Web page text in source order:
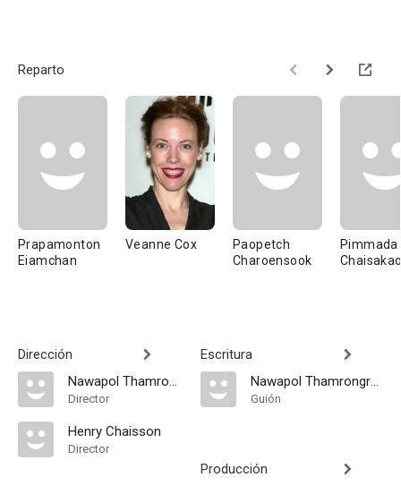
Reparto
Prapamonton
Eiamchan
Veanne Cox
Paopetch
Charoensook
Pimmada
Dirección
Nawapol Thamrongrattanarit
Director
Henry Chaisson
Director
Escritura
Nawapol Thamrongrattanarit
Guión
Producción